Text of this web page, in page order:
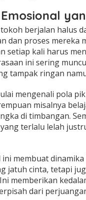
berjalan halus
dan proses mereka
setiap kali harus
ini sering
tampak ringan
mengenali pola
misalnya
di timbangan.
terlalu lelah
membuat
jatuh cinta, tetapi
memberikan
dari